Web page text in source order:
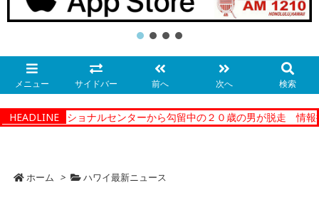
メニュー サイドバー 前へ 次へ 検索
HEADLINE
ィーコレクショナルセンターから勾留中の２０歳の男が脱走 情報提
ホーム > ハワイ最新ニュース